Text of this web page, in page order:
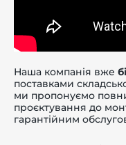
Наша компанія вже
поставками
ми пропонуємо
проєктування до
гарантійним